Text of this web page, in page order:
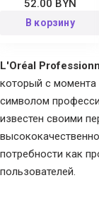
52.00 BYN
В корзину
L'Oréal
который с момента
символом
известен своими
потребности как
пользователей.